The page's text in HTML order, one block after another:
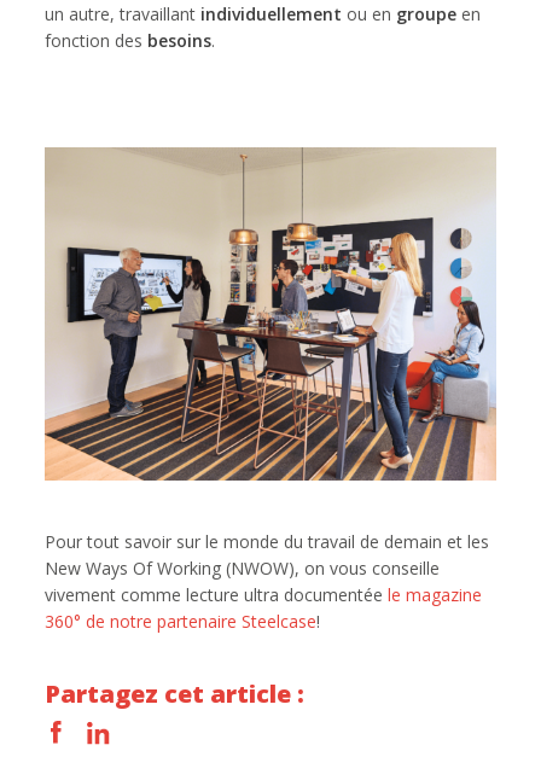
un autre, travaillant individuellement ou en groupe en
fonction des besoins.
Pour tout savoir sur le monde du travail de demain et les
New Ways Of Working (NWOW), on vous conseille
vivement comme lecture ultra documentéele magazine
360° de notre partenaire Steelcase!
Partagez cet article :